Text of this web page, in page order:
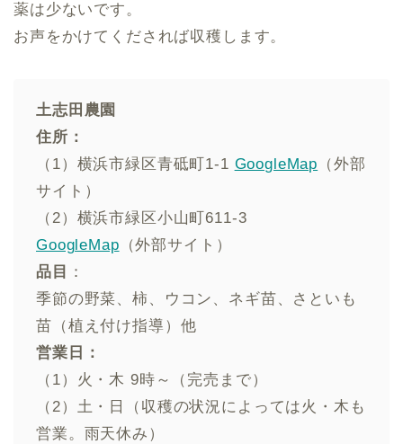
薬は少ないです。
お声をかけてくだされば収穫します。
土志田農園
住所：
（1）横浜市緑区青砥町1-1 GoogleMap （外部
サイト）
（2）横浜市緑区小山町611-3
GoogleMap （外部サイト）
品目
：
季節の野菜、柿、ウコン、ネギ苗、さといも
苗（植え付け指導）他
営業日：
（1）火・木 9時～（完売まで）
（2）土・日（収穫の状況によっては火・木も
営業。雨天休み）